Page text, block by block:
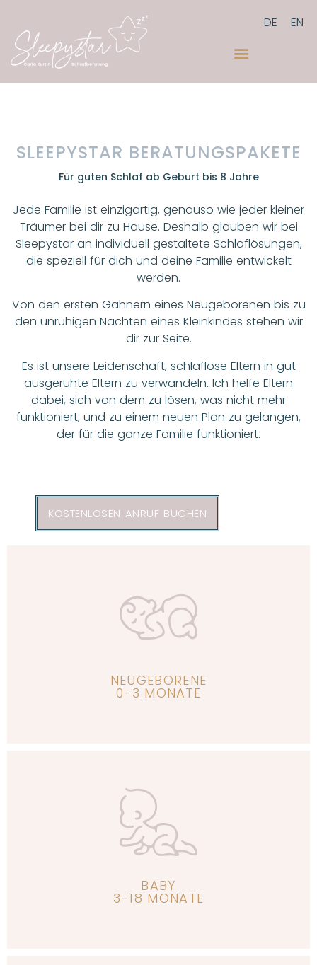
DE EN
SLEEPYSTAR BERATUNGSPAKETE
Für guten Schlaf ab Geburt bis 8 Jahre
Jede Familie ist einzigartig, genauso wie jeder kleiner
Träumer bei dir zu Hause. Deshalb glauben wir bei
Sleepystar an individuell gestaltete Schlaflösungen,
die speziell für dich und deine Familie entwickelt
werden.
Von den ersten Gähnern eines Neugeborenen bis zu
den unruhigen Nächten eines Kleinkindes stehen wir
dir zur Seite.
Es ist unsere Leidenschaft, schlaflose Eltern in gut
ausgeruhte Eltern zu verwandeln. Ich helfe Eltern
dabei, sich von dem zu lösen, was nicht mehr
funktioniert, und zu einem neuen Plan zu gelangen,
der für die ganze Familie funktioniert.
KOSTENLOSEN ANRUF BUCHEN
NEUGEBORENE
0-3 MONATE
Erfahre mehr
BABY
3-18 MONATE
Erfahre mehr